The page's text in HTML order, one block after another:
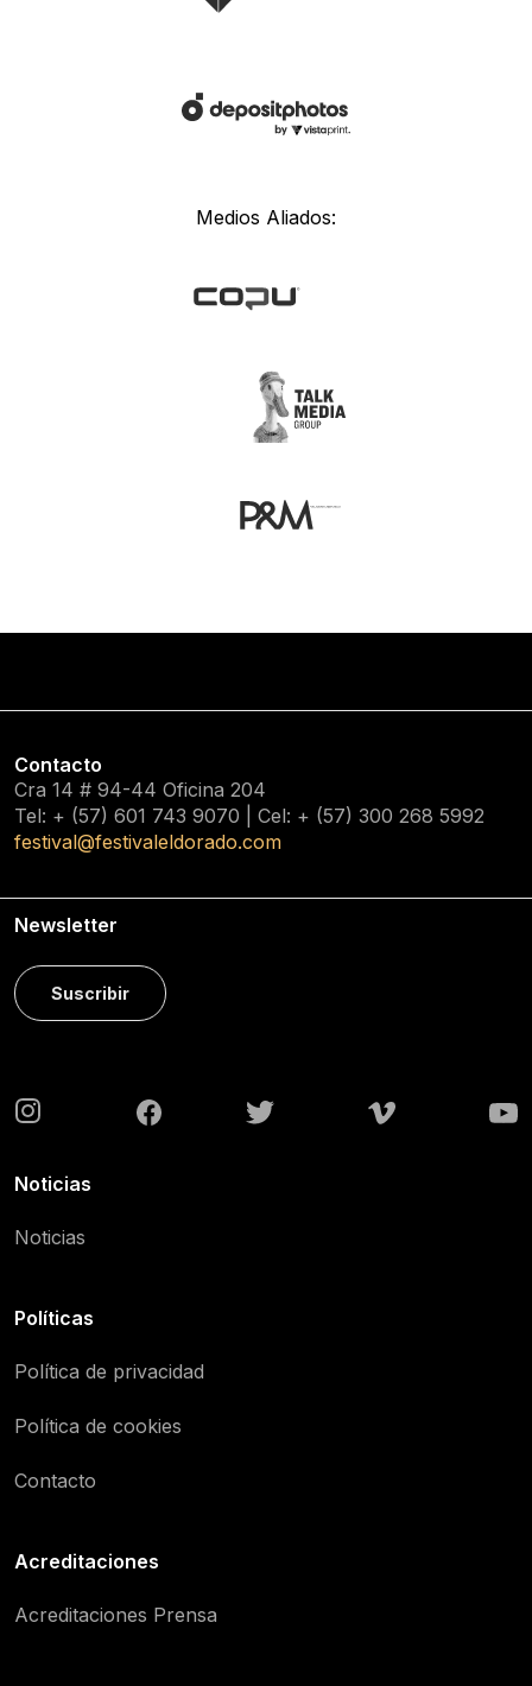
Medios Aliados:
Contacto
Cra 14 # 94-44 Oficina 204
Tel: + (57) 601 743 9070 | Cel: + (57) 300 268 5992
festival@festivaleldorado.com
Newsletter
Suscribir
Noticias
Noticias
Políticas
Política de privacidad
Política de cookies
Contacto
Acreditaciones
Acreditaciones Prensa